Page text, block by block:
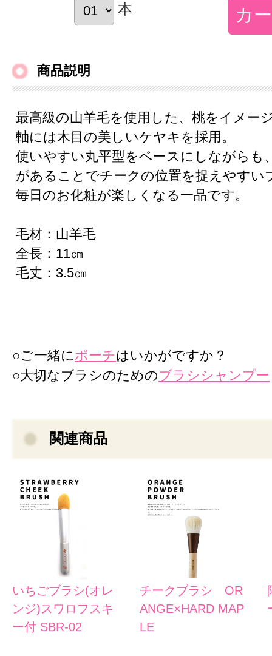
本
商品説明
最高級の山羊毛を使用した、桃をイメー
軸には木目の美しいケヤキを採用。
使いやすい丸平型をベースにしながらも
があることでチークの位置を捉えやすい
毎日のお化粧が楽しくなる一品です。
毛材：山羊毛
全長：11㎝
毛丈：3.5㎝
○ご一緒にポーチはいかがですか？
○大切なブラシのためのブラシシャンプー
関連商品
いちごブラシ(オレ
ンジ)スワロフスキ
ー付 SBR-02
チークブラシ OR
ANGE×HARD MAP
LE